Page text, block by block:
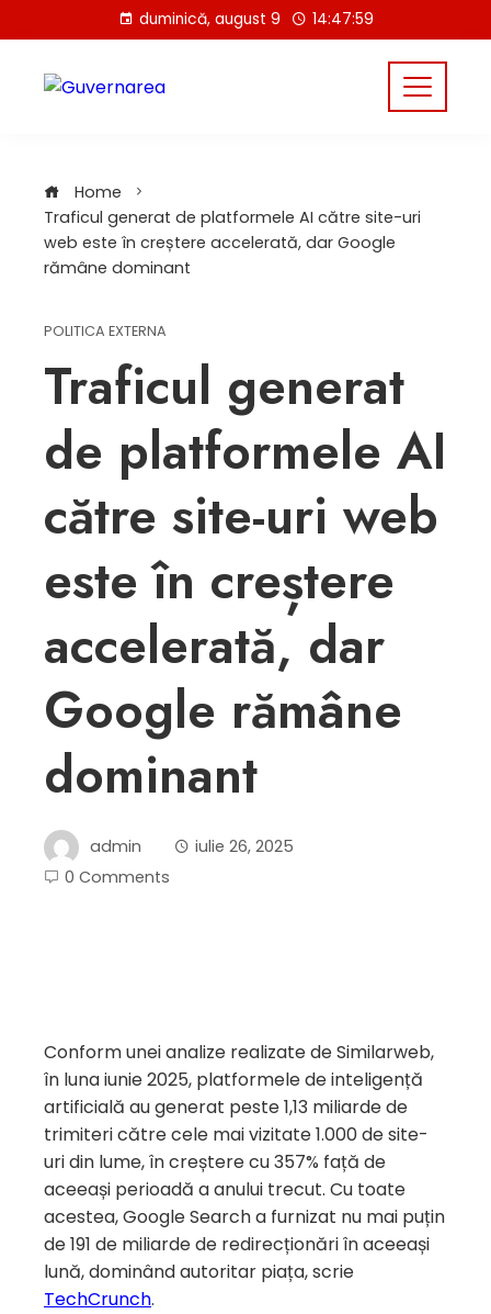
to
content
duminică, august 9 14:47:59
Home
Traficul generat de platformele AI către site-uri
web este în creștere accelerată, dar Google
rămâne dominant
POLITICA EXTERNA
Traficul generat
de platformele AI
către site-uri web
este în creștere
accelerată, dar
Google rămâne
dominant
admin
iulie 26, 2025
0 Comments
Conform unei analize realizate de Similarweb,
în luna iunie 2025, platformele de inteligență
artificială au generat peste 1,13 miliarde de
trimiteri către cele mai vizitate 1.000 de site-
uri din lume, în creștere cu 357% față de
aceeași perioadă a anului trecut. Cu toate
acestea, Google Search a furnizat nu mai puțin
de 191 de miliarde de redirecționări în aceeași
lună, dominând autoritar piața, scrie
TechCrunch.